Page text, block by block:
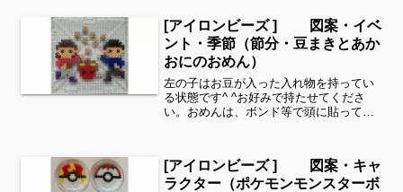
いのサイズは子どもの集中力にもちょう
ど良いようです。全部作るこ...
[アイロンビーズ ] 図案・イベ
ント・季節（節分・豆まきとあか
おにのおめん）
左の子はお豆が入った入れ物を持ってい
る状態です^ ^お好みで持たせてくださ
い。おめんは、ボンド等で頭に貼って飾
ろ、アプリコット、こげちゃいろ、ロー
ズ、おうどいろ、ライ...
[アイロンビーズ ] 図案・キャ
ラクター（ポケモンモンスターボ